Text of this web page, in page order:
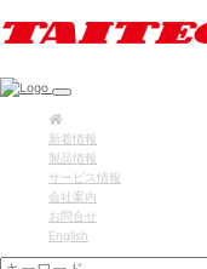
新着情報
製品情報
サービス情報
会社案内
お問合せ
English